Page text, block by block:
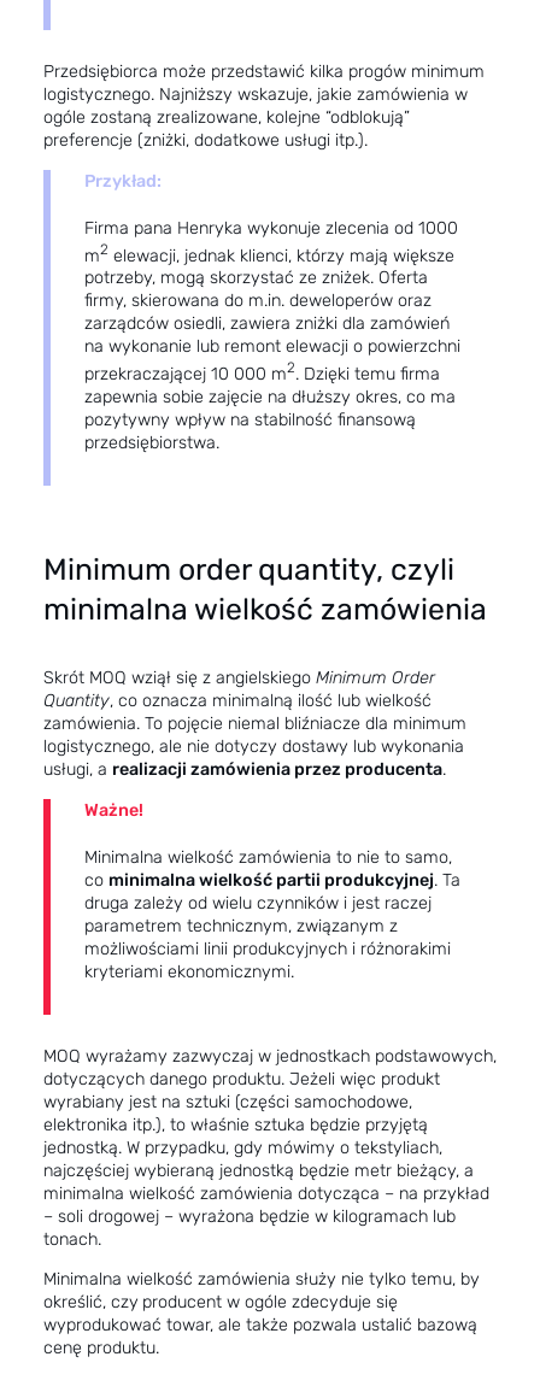
Przedsiębiorca może przedstawić kilka progów minimum
logistycznego. Najniższy wskazuje, jakie zamówienia w
ogóle zostaną zrealizowane, kolejne “odblokują”
preferencje (zniżki, dodatkowe usługi itp.).
Przykład:
Firma pana Henryka wykonuje zlecenia od 1000
m2 elewacji, jednak klienci, którzy mają większe
potrzeby, mogą skorzystać ze zniżek. Oferta
firmy, skierowana do m.in. deweloperów oraz
zarządców osiedli, zawiera zniżki dla zamówień
na wykonanie lub remont elewacji o powierzchni
przekraczającej 10 000 m2. Dzięki temu firma
zapewnia sobie zajęcie na dłuższy okres, co ma
pozytywny wpływ na stabilność finansową
przedsiębiorstwa.
Minimum order quantity, czyli
minimalna wielkość zamówienia
Skrót MOQ wziął się z angielskiego Minimum Order
Quantity, co oznacza minimalną ilość lub wielkość
zamówienia. To pojęcie niemal bliźniacze dla minimum
logistycznego, ale nie dotyczy dostawy lub wykonania
usługi, a realizacji zamówienia przez producenta.
Ważne!
Minimalna wielkość zamówienia to nie to samo,
co minimalna wielkość partii produkcyjnej. Ta
druga zależy od wielu czynników i jest raczej
parametrem technicznym, związanym z
możliwościami linii produkcyjnych i różnorakimi
kryteriami ekonomicznymi.
MOQ wyrażamy zazwyczaj w jednostkach podstawowych,
dotyczących danego produktu. Jeżeli więc produkt
wyrabiany jest na sztuki (części samochodowe,
elektronika itp.), to właśnie sztuka będzie przyjętą
jednostką. W przypadku, gdy mówimy o tekstyliach,
najczęściej wybieraną jednostką będzie metr bieżący, a
minimalna wielkość zamówienia dotycząca – na przykład
– soli drogowej – wyrażona będzie w kilogramach lub
tonach.
Minimalna wielkość zamówienia służy nie tylko temu, by
określić, czy producent w ogóle zdecyduje się
wyprodukować towar, ale także pozwala ustalić bazową
cenę produktu.